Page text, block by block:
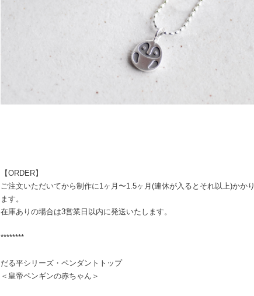
【ORDER】
ご注文いただいてから制作に1ヶ月〜1.5ヶ月(連休が入るとそれ以上)かかり
ます。
在庫ありの場合は3営業日以内に発送いたします。
********
だる平シリーズ・ペンダントトップ
＜皇帝ペンギンの赤ちゃん＞